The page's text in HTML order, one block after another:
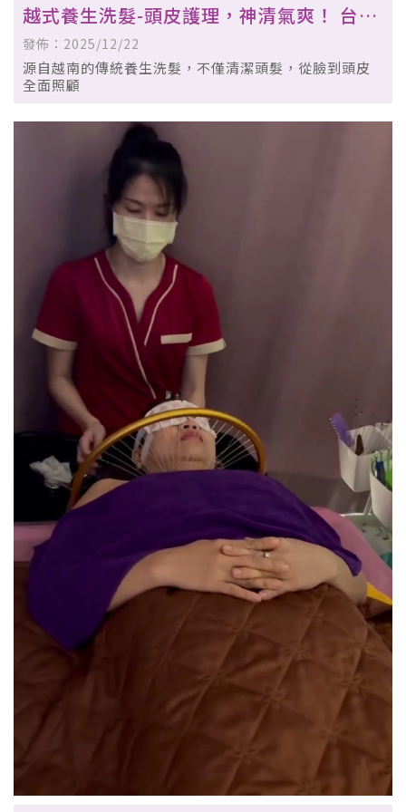
越式養生洗髮-頭皮護理，神清氣爽！ 台中
越式洗頭｜西區越式洗頭
發佈：2025/12/22
源自越南的傳統養生洗髮，不僅清潔頭髮，從臉到頭皮
全面照顧